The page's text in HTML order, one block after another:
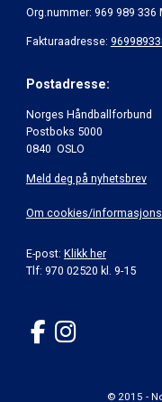
Org.nummer: 969 989 336
Fakturaadresse:
Postadresse:
Norges Håndballforbund
Postboks 5000
0840 OSLO
Meld deg på nyhetsbrev
Om cookies/
E-post: Klikk her
Tlf: 970 02520 kl. 9-15
© 2015 -